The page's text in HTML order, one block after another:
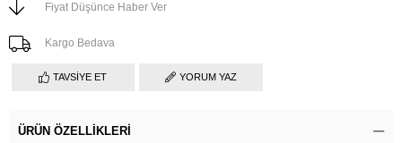
Fiyat Düşünce Haber Ver
Kargo Bedava
TAVSIYE ET YORUM YAZ
ÜRÜN ÖZELLIKLERI